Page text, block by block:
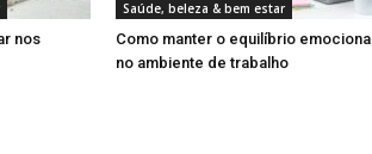
nos
Saúde, beleza & bem estar
Como manter o equilíbrio emocional
no ambiente de trabalho